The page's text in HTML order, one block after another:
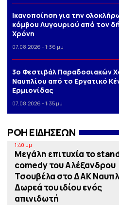
Iκανοποίηση για την
κόμβου Λυγουριού από τον
Χρόνη
07.08.2026 - 1:36 μμ
3o Φεστιβάλ Παραδοσιακών
Ναυπλίου από το Εργατικό
Ερμιονίδας
07.08.2026 - 1:35 μμ
ΡΟΗ ΕΙΔΗΣΕΩΝ
1:40 μμ
Μεγάλη επιτυχία το
comedy του Αλέξανδρου
Τσουβέλα στο ΔΑΚ
Δωρεά του ιδίου ενός
απινιδωτή